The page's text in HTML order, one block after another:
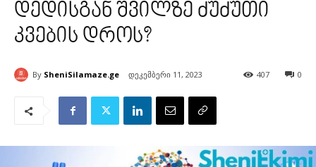
დედისგან შვილზე ძუძუთი
კვების დროს?
By SheniSilamaze.ge დეკემბერი 11, 2023 0
407